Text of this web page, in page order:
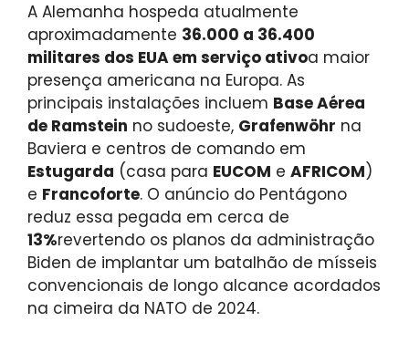
A Alemanha hospeda atualmente
aproximadamente 36.000 a 36.400
militares dos EUA em serviço ativoa maior
presença americana na Europa. As
principais instalações incluem Base Aérea
de Ramstein no sudoeste, Grafenwöhr na
Baviera e centros de comando em
Estugarda (casa para EUCOM e AFRICOM)
e Francoforte. O anúncio do Pentágono
reduz essa pegada em cerca de
13%revertendo os planos da administração
Biden de implantar um batalhão de mísseis
convencionais de longo alcance acordados
na cimeira da NATO de 2024.